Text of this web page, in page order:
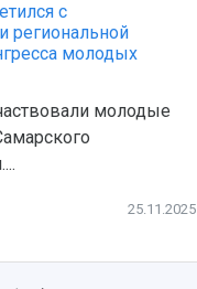
с
региональной
молодых
молодые
25.11.2025